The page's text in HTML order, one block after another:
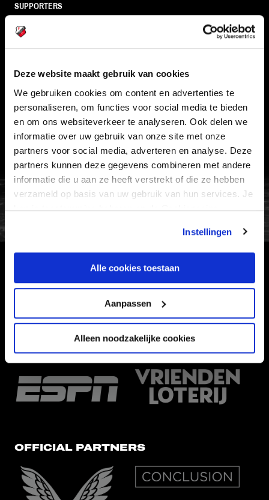
Deze website maakt gebruik van cookies
We gebruiken cookies om content en advertenties te
personaliseren, om functies voor social media te bieden
en om ons websiteverkeer te analyseren. Ook delen we
informatie over uw gebruik van onze site met onze
partners voor social media, adverteren en analyse. Deze
partners kunnen deze gegevens combineren met andere
informatie die u aan ze heeft verstrekt of die ze hebben
verzameld op basis van uw gebruik van hun services. Je
kan je toestemming beheren op de Cookiepagina.
Instellingen
Alle cookies toestaan
Aanpassen
Alleen noodzakelijke cookies
SUPPORTERS
VEELGESTELDE VRAGEN
CONTACT
WERKEN BIJ
VERTROUWENSPERSOON
FC Utrecht<br>vanuit<br>het
HOOFDSPONSOR
EREDIVISIEPARTNERS
OFFICIAL PARTNERS